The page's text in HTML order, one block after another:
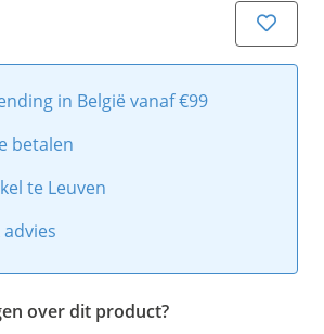
in België vanaf €99
betalen
te Leuven
over dit product?